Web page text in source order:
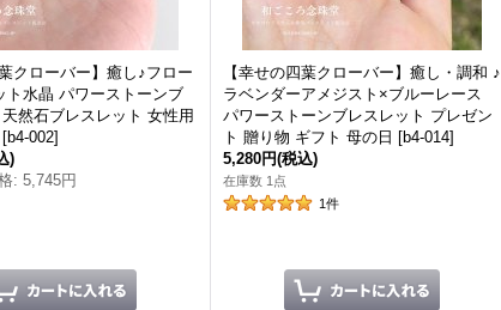
クローバー】癒し♪フロー
ト水晶 パワーストーンブ
然石ブレスレット 女性用
[b4-002]
)
: 5,745円
【幸せの四葉クローバー】癒し・調和 ♪
ラベンダーアメジスト×ブルーレース
パワーストーンブレスレット プレゼン
ト 贈り物 ギフト 母の日 [b4-014]
5,280円(税込)
在庫数 1点
1件